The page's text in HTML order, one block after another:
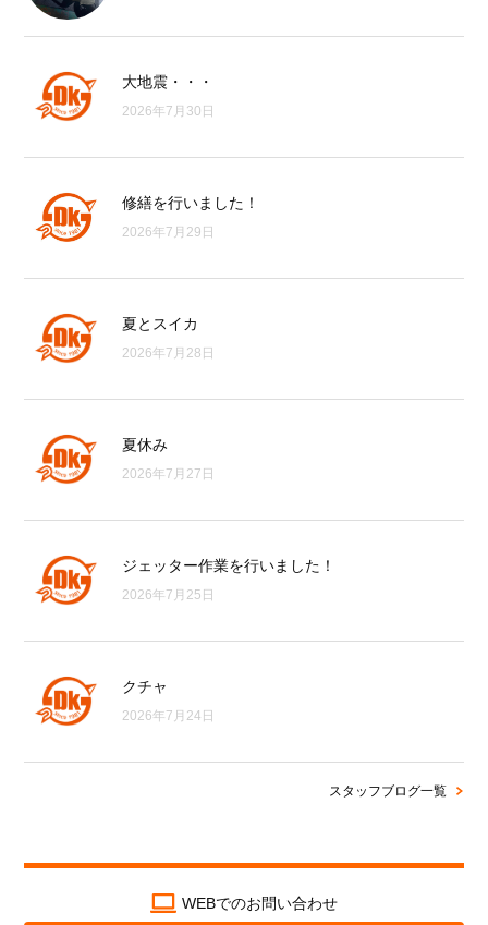
大地震・・・
2026年7月30日
修繕を行いました！
2026年7月29日
夏とスイカ
2026年7月28日
夏休み
2026年7月27日
ジェッター作業を行いました！
2026年7月25日
クチャ
2026年7月24日
スタッフブログ一覧
WEBでのお問い合わせ